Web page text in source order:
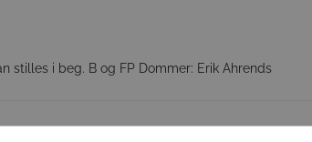
stilles i beg. B og FP Dommer: Erik Ahrends